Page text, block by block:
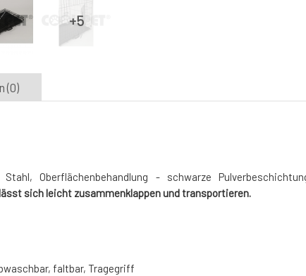
(0)
Oberflächenbehandlung - schwarze
sich leicht zusammenklappen und transportieren.
faltbar, Tragegriff